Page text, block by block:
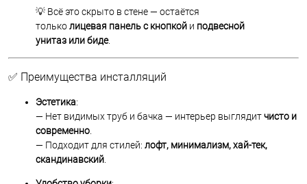
💡 Всё это скрыто в стене — остаётся
тольколицевая панель с кнопкой и подвесной
унитаз или биде.
✅ Преимущества инсталляций
Эстетика:
— Нет видимых труб и бачка — интерьер выглядитчисто и
современно
— Подходит для стилей: лофт, минимализм, хай-тек,
скандинавский